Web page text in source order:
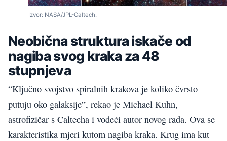
Izvor: NASA/JPL-Caltech.
Neobična struktura iskače od
nagiba svog kraka za 48
stupnjeva
“Ključno svojstvo spiralnih krakova je koliko čvrsto
putuju oko galaksije”, rekao je Michael Kuhn,
astrofizičar s Caltecha i vodeći autor novog rada. Ova se
karakteristika mjeri kutom nagiba kraka. Krug ima kut